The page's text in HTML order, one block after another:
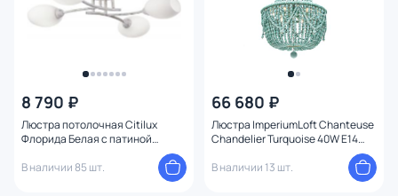
8 790 ₽
Люстра потолочная Citilux
Флорида Белая с патиной
В наличии 85 шт.
66 680 ₽
Люстра ImperiumLoft Chanteuse
Chandelier Turquoise 40W E14
В наличии 13 шт.